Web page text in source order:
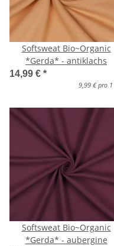
Softsweat Bio~Organic
*Gerda* - antiklachs
14,99 € *
9,99 € pro
Softsweat Bio~Organic
*Gerda* - aubergine